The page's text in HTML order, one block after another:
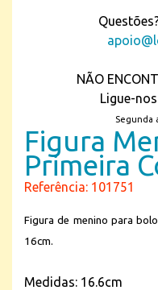
NÃO
Ligue-
Segunda
Figura
Primeira
Referência: 101751
Figura de menino para
16cm.
Medidas: 16.6cm